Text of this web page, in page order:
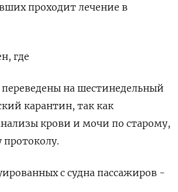
проходит ‌лечение в
‌где
переведены на шестинедельный
карантин, так как
крови ​и мочи по старому,
протоколу.
с ‌судна пассажиров -